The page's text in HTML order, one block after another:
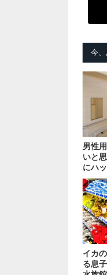
今
男性
いと
にハ
イカ
る息